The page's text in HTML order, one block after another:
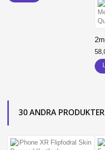
30 ANDRA